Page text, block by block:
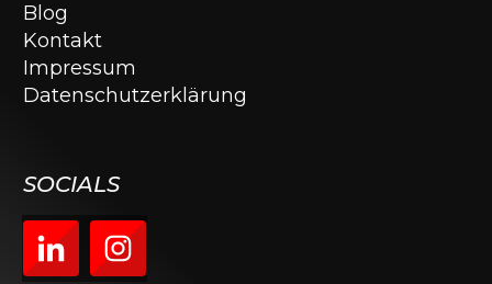
Blog
Kontakt
Impressum
Datenschutzerklärung
SOCIALS